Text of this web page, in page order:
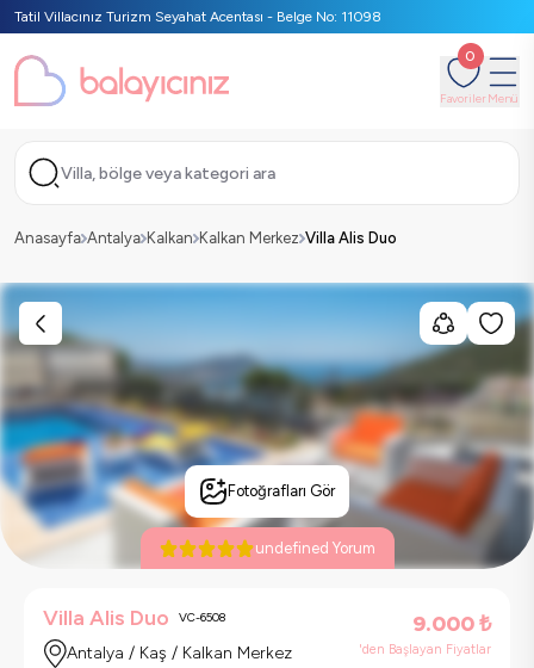
Tatil Villacınız Turizm Seyahat Acentası - Belge No: 11098
0
FavorilerMenü
Villa, bölge veya kategori ara
Anasayfa Antalya Kalkan Kalkan Merkez Villa Alis Duo
Fotoğrafları Gör
undefined Yorum
Villa Alis Duo VC-6508
Antalya / Kaş / Kalkan Merkez
9.000₺
'den Başlayan Fiyatlar